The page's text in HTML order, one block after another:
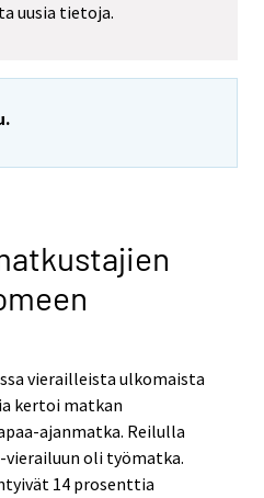
uusia tietoja.
vierailleista ulkomaista
kertoi matkan
ajanmatka. Reilulla
vierailuun oli työmatka.
14 prosenttia